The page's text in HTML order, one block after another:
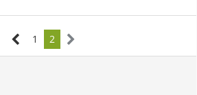
1 2